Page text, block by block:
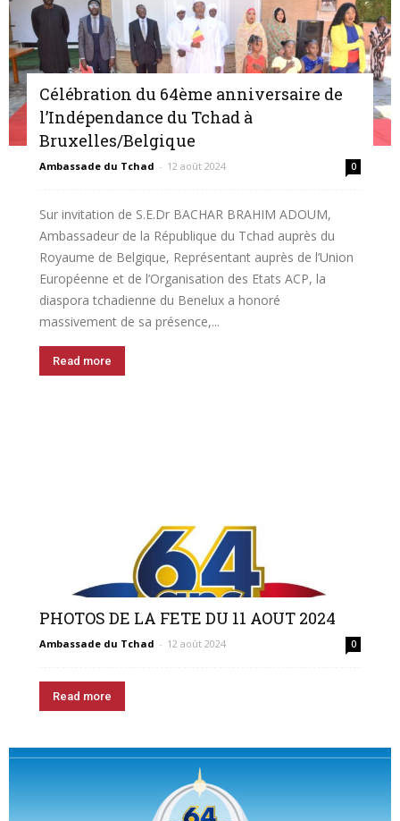
Célébration du 64ème anniversaire de
l’Indépendance du Tchad à
Bruxelles/Belgique
Ambassade du Tchad - 12 août 2024 0
Sur invitation de S.E.Dr BACHAR BRAHIM ADOUM,
Ambassadeur de la République du Tchad auprès du
Royaume de Belgique, Représentant auprès de l’Union
Européenne et de l’Organisation des Etats ACP, la
diaspora tchadienne du Benelux a honoré
massivement de sa présence,...
Read more
PHOTOS DE LA FETE DU 11 AOUT 2024
Ambassade du Tchad - 12 août 2024 0
Read more